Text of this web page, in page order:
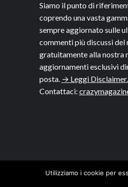
Siamo il punto di
coprendo una vasta
sempre aggiornato sulle
commenti più discussi
gratuitamente alla nostra
aggiornamenti esclusivi
posta. → Leggi Disclaimer.
Contattaci:
Utilizziamo i cookie per